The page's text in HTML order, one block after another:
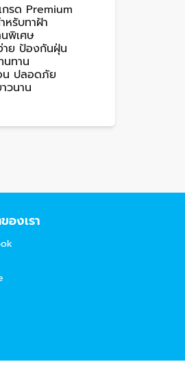
กรด Premium
หรับทาฝ้า
พิเศษ
าย ป้องกันฝุ่น
ทาน
ปลอดภัย
วนาน
องเรา